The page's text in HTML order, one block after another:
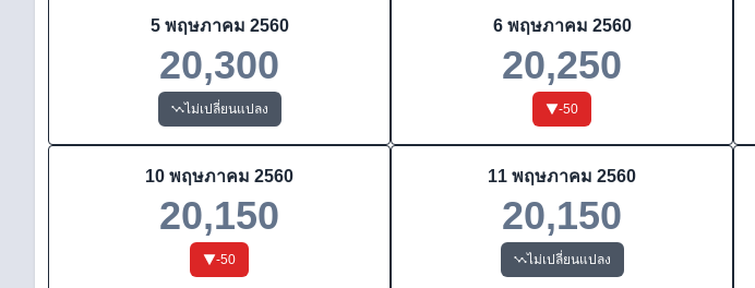
5 พฤษภาคม 2560
20,300
ไม่เปลี่ยนแปลง
6 พฤษภาคม 2560
20,250
-50
10 พฤษภาคม 2560
20,150
-50
11 พฤษภาคม 2560
20,150
ไม่เปลี่ยนแปลง